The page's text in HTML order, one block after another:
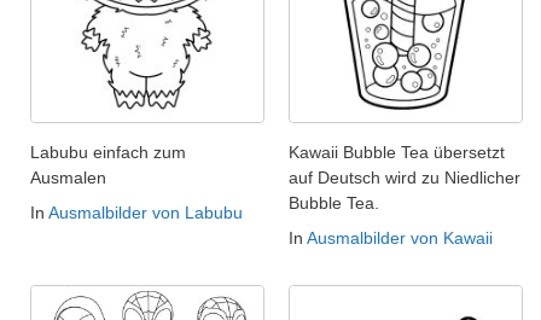
Labubu einfach zum
Ausmalen
In Ausmalbilder von Labubu
Kawaii Bubble Tea übersetzt
auf Deutsch wird zu Niedlicher
Bubble Tea.
In Ausmalbilder von Kawaii